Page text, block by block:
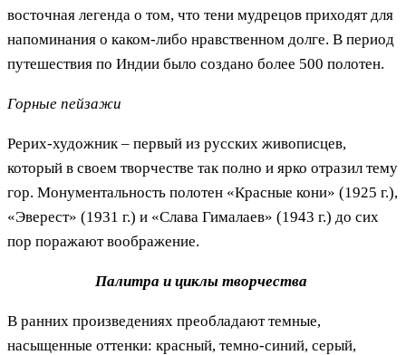
восточная легенда о том, что тени мудрецов приходят для
напоминания о каком-либо нравственном долге. В период
путешествия по Индии было создано более 500 полотен.
Горные пейзажи
Рерих-художник – первый из русских живописцев,
который в своем творчестве так полно и ярко отразил тему
гор. Монументальность полотен «Красные кони» (1925 г.),
«Эверест» (1931 г.) и «Слава Гималаев» (1943 г.) до сих
пор поражают воображение.
Палитра и циклы творчества
В ранних произведениях преобладают темные,
насыщенные оттенки: красный, темно-синий, серый,